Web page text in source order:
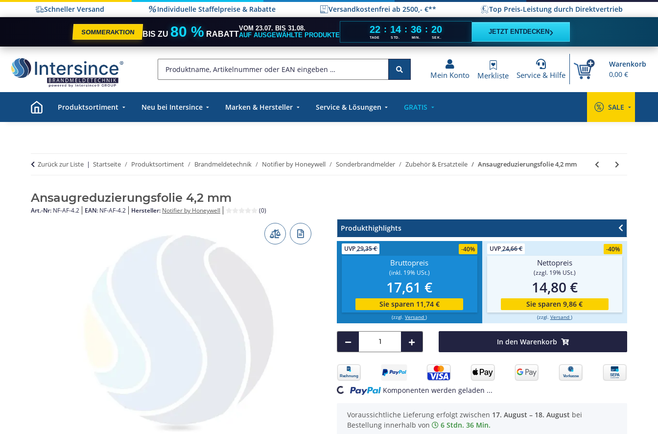
Schneller Versand Individuelle Staffelpreise & Rabatte Versandkostenfrei ab 2500,- €** Top Preis-Leistung durch Direktvertrieb
SOMMERAKTION BIS ZU 80 % RABATT
VOM 23.07. BIS 31.08.
AUF AUSGEWÄHLTE PRODUKTE
22
TAGE
: 14
STD.
: 36
MIN.
: 19
SEK.
JETZT ENTDECKEN›
Mein Konto Merkliste Service & Hilfe
Warenkorb
0,00 €
Produktsortiment Neu bei Intersince Marken & Hersteller Service & Lösungen GRATIS SALE
Zurück zur Liste Startseite Produktsortiment Brandmeldetechnik Notifier by Honeywell Sonderbrandmelder Zubehör & Ersatzteile Ansaugreduzierungsfolie 4,2 mm
Ansaugreduzierungsfolie 4,2 mm
Art.-Nr: NF-AF-4.2 EAN: NF-AF-4.2 Hersteller: Notifier by Honeywell (0)
Produkthighlights
UVP29,35 € -40%
Bruttopreis
(inkl. 19% USt.)
17,61 €
Sie sparen 11,74 €
(zzgl.Versand)
UVP24,66 € -40%
Nettopreis
(zzgl. 19% USt.)
14,80 €
Sie sparen 9,86 €
(zzgl. Versand )
In den Warenkorb
Loading... Komponenten werden geladen ...
Voraussichtliche Lieferung erfolgt zwischen 17. August – 18. August bei
Bestellung innerhalb von
6 Stdn. 36 Min.